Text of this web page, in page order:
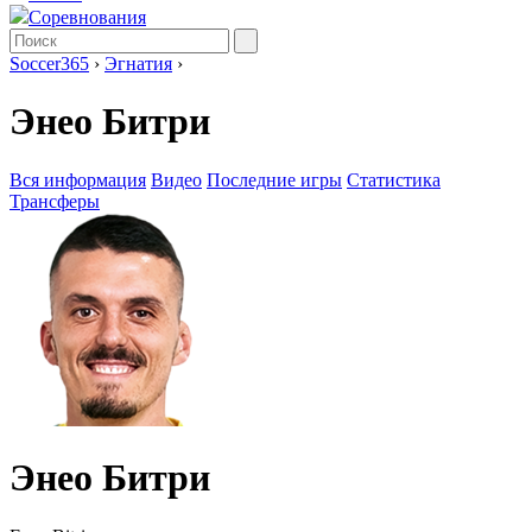
Соревнования
Soccer365 › Эгнатия ›
Энео Битри
Вся информация Видео Последние игры Статистика
Трансферы
Энео Битри